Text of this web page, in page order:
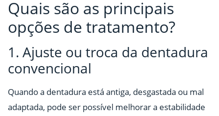
Quais são as principais
opções de tratamento?
1. Ajuste ou troca da dentadura
convencional
Quando a dentadura está antiga, desgastada ou mal
adaptada, pode ser possível melhorar a estabilidade